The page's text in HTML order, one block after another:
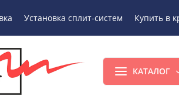
Установка сплит-систем Купить в
КАТАЛОГ